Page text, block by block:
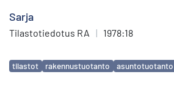
Sarja
Tilastotiedotus RA | 1978:18
Avainsanat
tilastot rakennustuotanto asuntotuotanto